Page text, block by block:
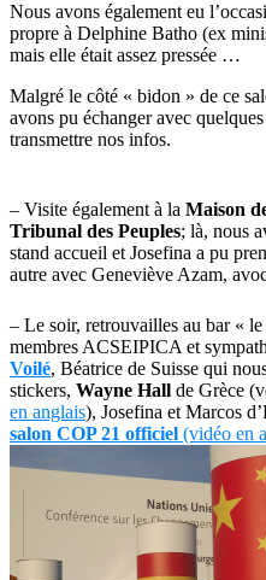
Nous avons également eu
propre à Delphine Batho (ex
mais elle était assez pressée …
Malgré le côté « bidon » de ce
avons pu échanger avec
transmettre nos infos.
– Visite également à la Maison
Tribunal des Peuples; là, nous
stand accueil et Josefina a pu
autre avec Geneviève Azam,
– Le soir, retrouvailles au bar «
membres ACSEIPICA et
Voilé, Béatrice de Suisse qui
stickers, Wayne Hall de Grèce
en anglais), Josefina et Marcos
salon COP 21 officiel (vidéo en